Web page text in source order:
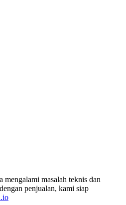
masalah teknis dan
penjualan, kami siap